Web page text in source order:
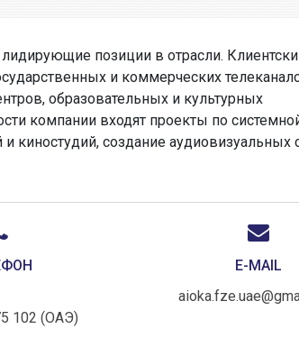
позиции в отрасли.
и коммерческих
образовательных и культурных
компании входят проекты по
киностудий, создание аудиовизуальных
102 (ОАЭ)
E-MAIL